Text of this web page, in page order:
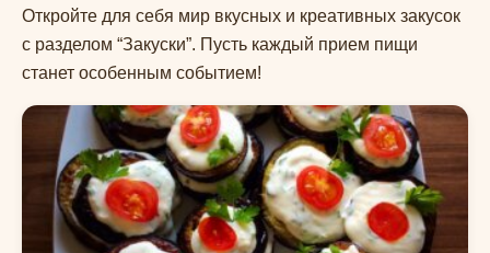
Откройте для себя мир вкусных и креативных закусок
с разделом “Закуски”. Пусть каждый прием пищи
станет особенным событием!